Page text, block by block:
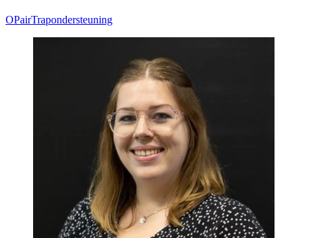
OPairTrapondersteuning